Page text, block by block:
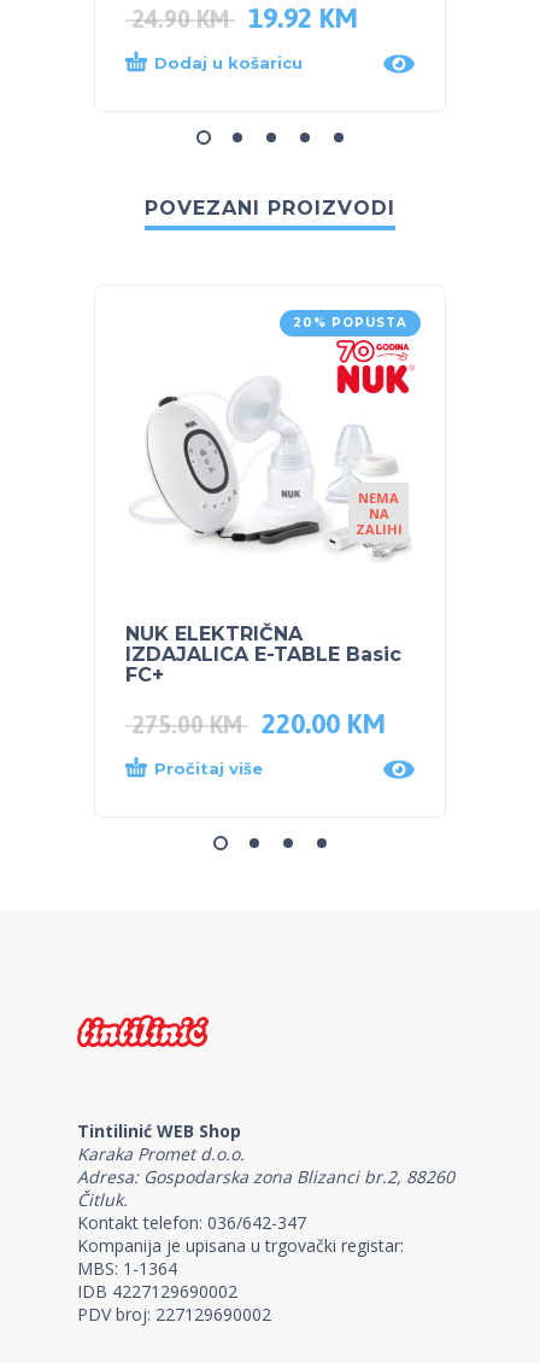
24.90KM 19.92 KM
Dodaj u košaricu
POVEZANI PROIZVODI
20% POPUSTA
NEMA
NA
ZALIHI
NUK ELEKTRIČNA
IZDAJALICA E-TABLE Basic
FC+
275.00KM 220.00 KM
Pročitaj više
Tintilinić WEB Shop
Karaka Promet d.o.o.
Adresa: Gospodarska zona Blizanci br.2, 88260
Čitluk.
Kontakt telefon: 036/642-347
Kompanija je upisana u trgovački registar:
MBS: 1-1364
IDB 4227129690002
PDV broj: 227129690002